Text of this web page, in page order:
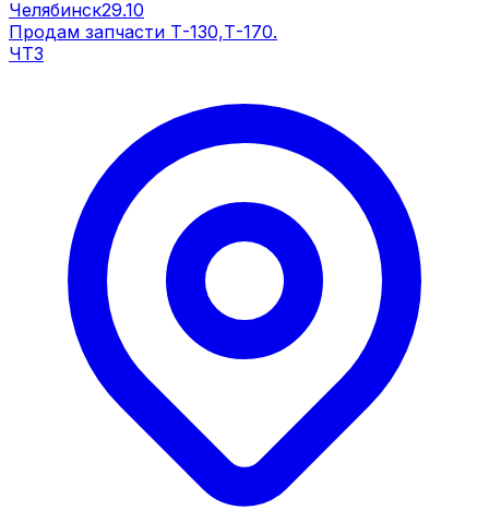
Челябинск29.10
Продам запчасти Т-130,Т-170.
ЧТЗ